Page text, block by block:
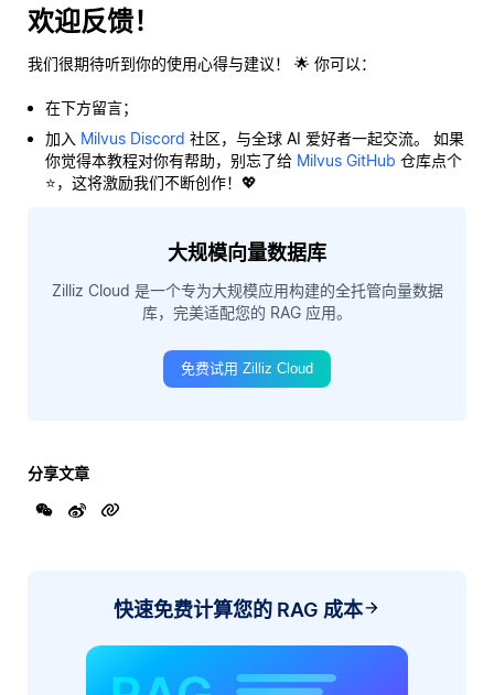
欢迎反馈！
我们很期待听到你的使用心得与建议！ 🌟 你可以：
在下方留言；
加入 Milvus Discord 社区，与全球 AI 爱好者一起交流。 如果
你觉得本教程对你有帮助，别忘了给 Milvus GitHub 仓库点个
⭐，这将激励我们不断创作！💖
大规模向量数据库
Zilliz Cloud 是一个专为大规模应用构建的全托管向量数据
库，完美适配您的 RAG 应用。
免费试用 Zilliz Cloud
分享文章
快速免费计算您的 RAG 成本